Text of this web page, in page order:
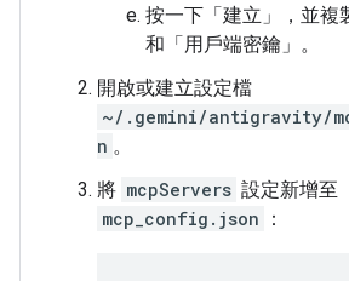
按一下「建立」
，並複
和「用戶端密鑰」 。
開啟或建立設定檔
~/.gemini/antigravity/
n 。
將 mcpServers 設定新增至
mcp_config.json
：